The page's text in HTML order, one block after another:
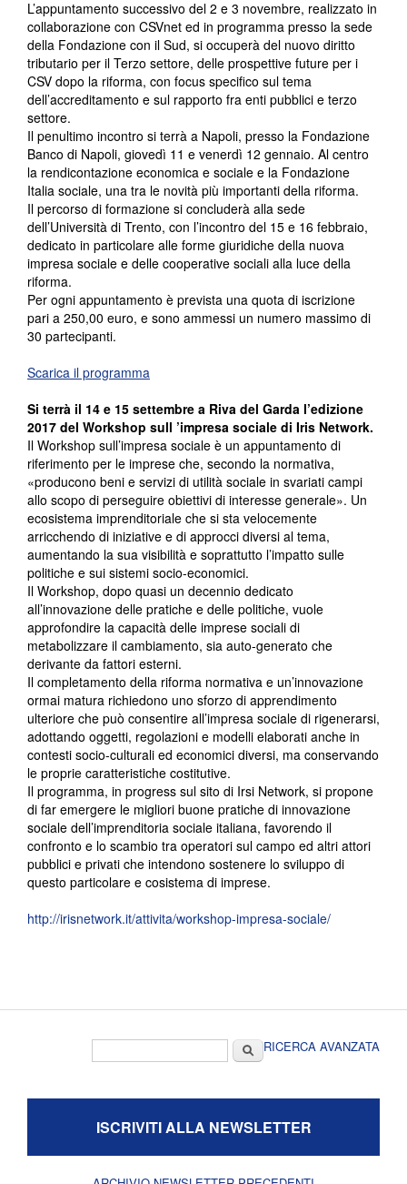
L’appuntamento successivo del 2 e 3 novembre, realizzato in
collaborazione con CSVnet ed in programma presso la sede
della Fondazione con il Sud, si occuperà del nuovo diritto
tributario per il Terzo settore, delle prospettive future per i
CSV dopo la riforma, con focus specifico sul tema
dell’accreditamento e sul rapporto fra enti pubblici e terzo
settore.
Il penultimo incontro si terrà a Napoli, presso la Fondazione
Banco di Napoli, giovedì 11 e venerdì 12 gennaio. Al centro
la rendicontazione economica e sociale e la Fondazione
Italia sociale, una tra le novità più importanti della riforma.
Il percorso di formazione si concluderà alla sede
dell’Università di Trento, con l’incontro del 15 e 16 febbraio,
dedicato in particolare alle forme giuridiche della nuova
impresa sociale e delle cooperative sociali alla luce della
riforma.
Per ogni appuntamento è prevista una quota di iscrizione
pari a 250,00 euro, e sono ammessi un numero massimo di
30 partecipanti.
Scarica il programma
Si terrà il 14 e 15 settembre a Riva del Garda l’edizione
2017 del Workshop sull ’impresa sociale di Iris Network.
Il Workshop sull’impresa sociale è un appuntamento di
riferimento per le imprese che, secondo la normativa,
«producono beni e servizi di utilità sociale in svariati campi
allo scopo di perseguire obiettivi di interesse generale». Un
ecosistema imprenditoriale che si sta velocemente
arricchendo di iniziative e di approcci diversi al tema,
aumentando la sua visibilità e soprattutto l’impatto sulle
politiche e sui sistemi socio-economici.
Il Workshop, dopo quasi un decennio dedicato
all’innovazione delle pratiche e delle politiche, vuole
approfondire la capacità delle imprese sociali di
metabolizzare il cambiamento, sia auto-generato che
derivante da fattori esterni.
Il completamento della riforma normativa e un’innovazione
ormai matura richiedono uno sforzo di apprendimento
ulteriore che può consentire all’impresa sociale di rigenerarsi,
adottando oggetti, regolazioni e modelli elaborati anche in
contesti socio-culturali ed economici diversi, ma conservando
le proprie caratteristiche costitutive.
Il programma, in progress sul sito di Irsi Network, si propone
di far emergere le migliori buone pratiche di innovazione
sociale dell’imprenditoria sociale italiana, favorendo il
confronto e lo scambio tra operatori sul campo ed altri attori
pubblici e privati che intendono sostenere lo sviluppo di
questo particolare e cosistema di imprese.
http://irisnetwork.it/attivita/workshop-impresa-sociale/
CercaRICERCA AVANZATA
ISCRIVITI ALLA NEWSLETTER